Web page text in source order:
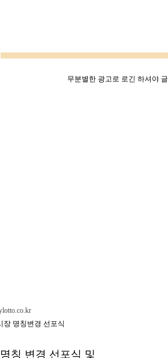
무분별한 광고로 로긴 하셔야
장 명칭변경 선포식
칭 변경 선포식 및